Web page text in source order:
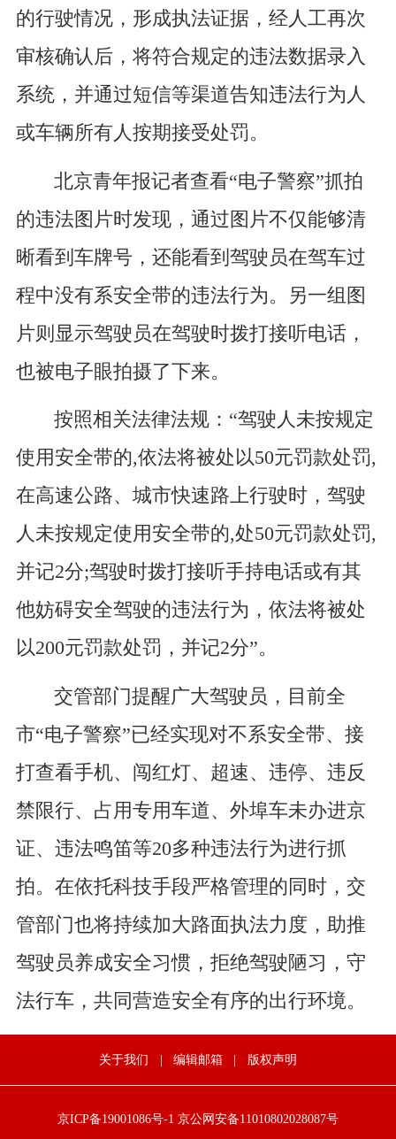
的行驶情况，形成执法证据，经人工再次
审核确认后，将符合规定的违法数据录入
系统，并通过短信等渠道告知违法行为人
或车辆所有人按期接受处罚。
北京青年报记者查看“电子警察”抓拍
的违法图片时发现，通过图片不仅能够清
晰看到车牌号，还能看到驾驶员在驾车过
程中没有系安全带的违法行为。另一组图
片则显示驾驶员在驾驶时拨打接听电话，
也被电子眼拍摄了下来。
按照相关法律法规：“驾驶人未按规定
使用安全带的,依法将被处以50元罚款处罚,
在高速公路、城市快速路上行驶时，驾驶
人未按规定使用安全带的,处50元罚款处罚,
并记2分;驾驶时拨打接听手持电话或有其
他妨碍安全驾驶的违法行为，依法将被处
以200元罚款处罚，并记2分”。
交管部门提醒广大驾驶员，目前全
市“电子警察”已经实现对不系安全带、接
打查看手机、闯红灯、超速、违停、违反
禁限行、占用专用车道、外埠车未办进京
证、违法鸣笛等20多种违法行为进行抓
拍。在依托科技手段严格管理的同时，交
管部门也将持续加大路面执法力度，助推
驾驶员养成安全习惯，拒绝驾驶陋习，守
法行车，共同营造安全有序的出行环境。
关于我们 | 编辑邮箱 | 版权声明
京ICP备19001086号-1 京公网安备11010802028087号